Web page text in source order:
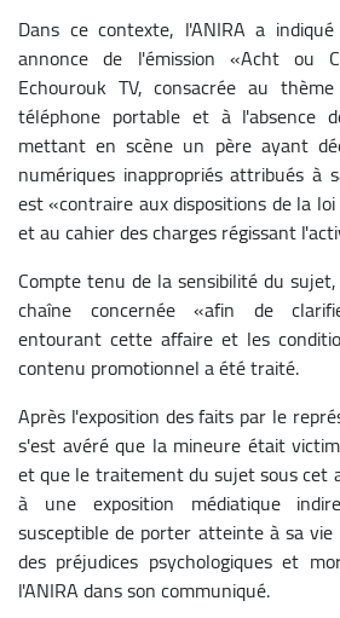
Dans ce contexte, l'ANIRA a
annonce de l'émission «Acht ou
Echourouk TV, consacrée au
téléphone portable et à l'absence
mettant en scène un père ayant
numériques inappropriés attribués à
est «contraire aux dispositions de la
et au cahier des charges régissant
Compte tenu de la sensibilité du
chaîne concernée «afin de
entourant cette affaire et les
contenu promotionnel a été traité.
Après l'exposition des faits par le
s'est avéré que la mineure était
et que le traitement du sujet sous cet
à une exposition médiatique
susceptible de porter atteinte à sa
des préjudices psychologiques et
l'ANIRA dans son communiqué.